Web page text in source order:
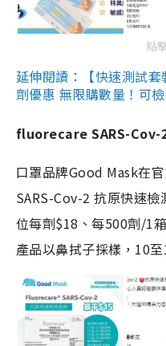
點
延伸閱讀：【快速測試
劑優惠 無限購數量！可
fluorecare SARS-Cov-
口罩品牌Good Mask在
SARS-Cov-2 抗原快速
位每劑$18、每500劑/1
產品以鼻拭子採樣，10